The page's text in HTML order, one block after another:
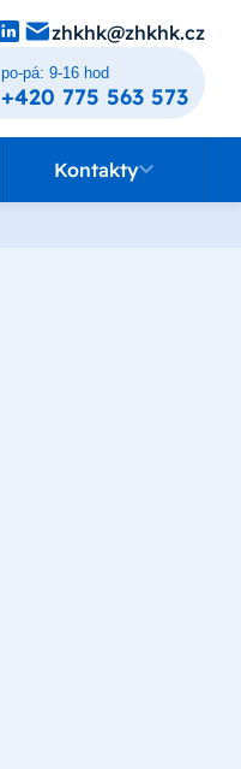
zhkhk@zhkhk.cz
po-pá: 9-16 hod
+420 775 563 573
Kontakty